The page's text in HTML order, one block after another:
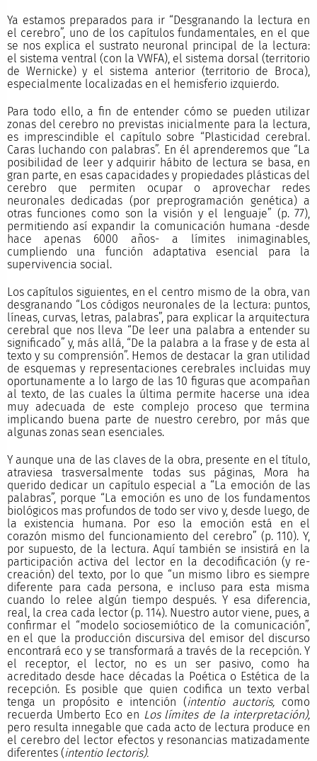
Ya estamos preparados para ir “Desgranando la lectura en
el cerebro”, uno de los capítulos fundamentales, en el que
se nos explica el sustrato neuronal principal de la lectura:
el sistema ventral (con la VWFA), el sistema dorsal (territorio
de Wernicke) y el sistema anterior (territorio de Broca),
especialmente localizadas en el hemisferio izquierdo.
Para todo ello, a fin de entender cómo se pueden utilizar
zonas del cerebro no previstas inicialmente para la lectura,
es imprescindible el capítulo sobre “Plasticidad cerebral.
Caras luchando con palabras”. En él aprenderemos que “La
posibilidad de leer y adquirir hábito de lectura se basa, en
gran parte, en esas capacidades y propiedades plásticas del
cerebro que permiten ocupar o aprovechar redes
neuronales dedicadas (por preprogramación genética) a
otras funciones como son la visión y el lenguaje” (p. 77),
permitiendo así expandir la comunicación humana -desde
hace apenas 6000 años- a límites inimaginables,
cumpliendo una función adaptativa esencial para la
supervivencia social.
Los capítulos siguientes, en el centro mismo de la obra, van
desgranando “Los códigos neuronales de la lectura: puntos,
líneas, curvas, letras, palabras”, para explicar la arquitectura
cerebral que nos lleva “De leer una palabra a entender su
significado” y, más allá, “De la palabra a la frase y de esta al
texto y su comprensión”. Hemos de destacar la gran utilidad
de esquemas y representaciones cerebrales incluidas muy
oportunamente a lo largo de las 10 figuras que acompañan
al texto, de las cuales la última permite hacerse una idea
muy adecuada de este complejo proceso que termina
implicando buena parte de nuestro cerebro, por más que
algunas zonas sean esenciales.
Y aunque una de las claves de la obra, presente en el título,
atraviesa trasversalmente todas sus páginas, Mora ha
querido dedicar un capítulo especial a “La emoción de las
palabras”, porque “La emoción es uno de los fundamentos
biológicos mas profundos de todo ser vivo y, desde luego, de
la existencia humana. Por eso la emoción está en el
corazón mismo del funcionamiento del cerebro” (p. 110). Y,
por supuesto, de la lectura. Aquí también se insistirá en la
participación activa del lector en la decodificación (y re-
creación) del texto, por lo que “un mismo libro es siempre
diferente para cada persona, e incluso para esta misma
cuando lo relee algún tiempo después. Y esa diferencia,
real, la crea cada lector (p. 114). Nuestro autor viene, pues, a
confirmar el “modelo sociosemiótico de la comunicación”,
en el que la producción discursiva del emisor del discurso
encontrará eco y se transformará a través de la recepción. Y
el receptor, el lector, no es un ser pasivo, como ha
acreditado desde hace décadas la Poética o Estética de la
recepción. Es posible que quien codifica un texto verbal
tenga un propósito e intención (intentio auctoris, como
recuerda Umberto Eco en Los límites de la interpretación),
pero resulta innegable que cada acto de lectura produce en
el cerebro del lector efectos y resonancias matizadamente
diferentes (intentio lectoris).